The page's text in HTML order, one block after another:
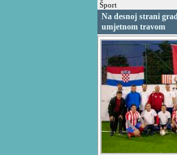
Šport
Na desnoj strani
umjetnom travom